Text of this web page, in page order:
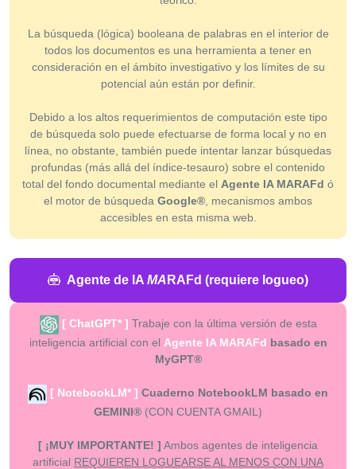
La búsqueda (lógica) booleana de palabras en el interior de
todos los documentos es una herramienta a tener en
consideración en el ámbito investigativo y los límites de su
potencial aún están por definir.
Debido a los altos requerimientos de computación este tipo
de búsqueda solo puede efectuarse de forma local y no en
línea, no obstante, también puede intentar lanzar búsquedas
profundas (más allá del índice-tesauro) sobre el contenido
total del fondo documental mediante el Agente IA MARAFd ó
el motor de búsqueda Google® , mecanismos ambos
accesibles en esta misma web.
Agente de IA MA RAFd (requiere logueo)
[ ChatGPT* ] Trabaje con la última versión de esta
inteligencia artificial con el Agente IA MARAFd basado en
MyGPT®
[ NotebookLM* ] Cuaderno NotebookLM basado en
GEMINI® (CON CUENTA GMAIL)
[ ¡MUY IMPORTANTE! ] Ambos agentes de inteligencia
artificial REQUIEREN LOGUEARSE AL MENOS CON UNA